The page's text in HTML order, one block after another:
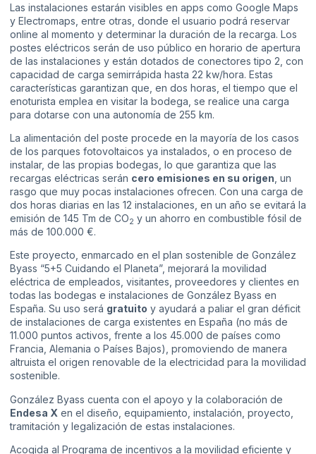
Las instalaciones estarán visibles en apps como Google Maps
y Electromaps, entre otras, donde el usuario podrá reservar
online al momento y determinar la duración de la recarga. Los
postes eléctricos serán de uso público en horario de apertura
de las instalaciones y están dotados de conectores tipo 2, con
capacidad de carga semirrápida hasta 22 kw/hora. Estas
características garantizan que, en dos horas, el tiempo que el
enoturista emplea en visitar la bodega, se realice una carga
para dotarse con una autonomía de 255 km.
La alimentación del poste procede en la mayoría de los casos
de los parques fotovoltaicos ya instalados, o en proceso de
instalar, de las propias bodegas, lo que garantiza que las
recargas eléctricas serán cero emisiones en su origen , un
rasgo que muy pocas instalaciones ofrecen. Con una carga de
dos horas diarias en las 12 instalaciones, en un año se evitará la
emisión de 145 Tm de CO2 y un ahorro en combustible fósil de
más de 100.000 €.
Este proyecto, enmarcado en el plan sostenible de González
Byass “5+5 Cuidando el Planeta”, mejorará la movilidad
eléctrica de empleados, visitantes, proveedores y clientes en
todas las bodegas e instalaciones de González Byass en
España. Su uso será gratuito y ayudará a paliar el gran déficit
de instalaciones de carga existentes en España (no más de
11.000 puntos activos, frente a los 45.000 de países como
Francia, Alemania o Países Bajos), promoviendo de manera
altruista el origen renovable de la electricidad para la movilidad
sostenible.
González Byass cuenta con el apoyo y la colaboración de
Endesa X en el diseño, equipamiento, instalación, proyecto,
tramitación y legalización de estas instalaciones.
Acogida al Programa de incentivos a la movilidad eficiente y